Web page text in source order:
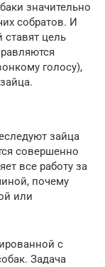
значительно
собратов. И
ставят цель
голосу),
зайца
совершенно
все работу за
почему
или
с
Задача